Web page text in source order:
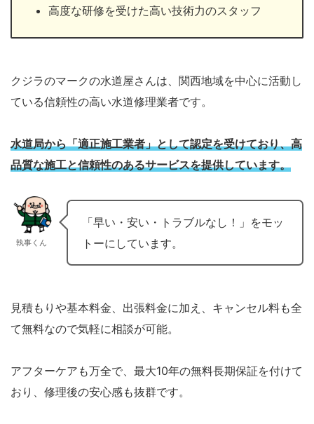
高度な研修を受けた高い技術力のスタッフ
クジラのマークの水道屋さんは、関西地域を中心に活動し
ている信頼性の高い水道修理業者です。
水道局から「適正施工業者」として認定を受けており、高
品質な施工と信頼性のあるサービスを提供しています。
執事くん
「早い・安い・トラブルなし！」をモッ
トーにしています。
見積もりや基本料金、出張料金に加え、キャンセル料も全
て無料なので気軽に相談が可能。
アフターケアも万全で、最大10年の無料長期保証を付けて
おり、修理後の安心感も抜群です。